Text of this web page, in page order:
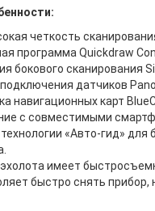
четкость
программа Quickdraw
бокового сканирования
датчиков
навигационных карт
с совместимыми
«Авто-гид» для
имеет
быстро снять прибор,